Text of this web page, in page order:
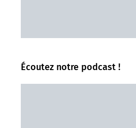
Écoutez notre podcast !